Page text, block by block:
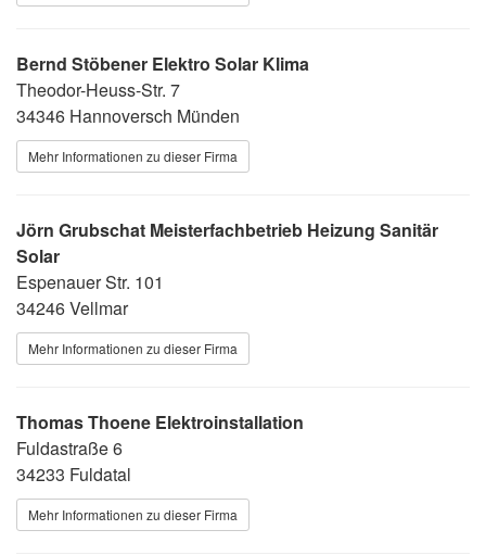
Bernd Stöbener Elektro Solar Klima
Theodor-Heuss-Str. 7
34346 Hannoversch Münden
Mehr Informationen zu dieser Firma
Jörn Grubschat Meisterfachbetrieb Heizung Sanitär
Solar
Espenauer Str. 101
34246 Vellmar
Mehr Informationen zu dieser Firma
Thomas Thoene Elektroinstallation
Fuldastraße 6
34233 Fuldatal
Mehr Informationen zu dieser Firma